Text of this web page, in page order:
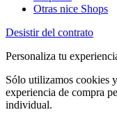
Otras nice Shops
Desistir del contrato
Personaliza tu
Sólo utilizamos cookies
experiencia de compra
individual.